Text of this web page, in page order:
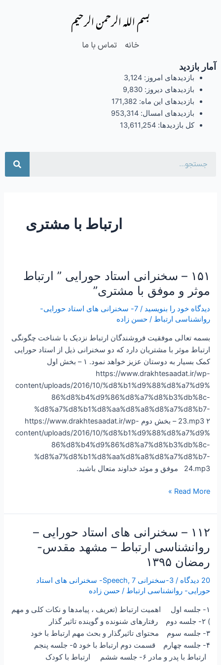
بسم الله الرحمن الرحیم
خانه تماس با ما
آمار بازدید
بازدیدهای امروز: 3,124
بازدیدهای دیروز: 9,830
بازدیدهای این ماه: 171,382
بازدیدهای امسال: 953,314
کل بازدیدها: 13,611,254
ارتباط با مشتری
۱۵۱ – سخنرانی استاد حورایی ” ارتباط
موثر و موفق با مشتری”
دیدگاه‌ خود را بنویسید / 7- سخنرانی های استاد حورایی-
روانشناسی ارتباط /حسن زاده
بسمه تعالی موفقیت فروشندگان ارتباط نزدیک با شناخت چگونگی
ارتباط موثر با مشتریان دارد که دو سخنرانی ذیل از استاد حورایی
کمک بسیار به دوستان عزیز خواهد نمود. ۱ – بخش اول
https://www.drakhtesaadat.ir/wp-
content/uploads/2016/10/%d8%b1%d9%88%d8%a7%d9%
86%d8%b4%d9%86%d8%a7%d8%b3%db%8c-
%d8%a7%d8%b1%d8%aa%d8%a8%d8%a7%d8%b7-
23.mp3 ۲ – بخش دوم https://www.drakhtesaadat.ir/wp-
content/uploads/2016/10/%d8%b1%d9%88%d8%a7%d9%
86%d8%b4%d9%86%d8%a7%d8%b3%db%8c-
%d8%a7%d8%b1%d8%aa%d8%a8%d8%a7%d8%b7-
24.mp3 موفق و موئد خداوند متعال باشید.
۱۵۱
سخنرانی
استاد
حورایی
ارتباط
موثر
موفق
مشتری”
Read More »
۱۱۲ – سخنرانی های استاد حورایی –
روانشناسی ارتباط – مشهد مقدس-
رمضان ۱۳۹۵
20 دیدگاه /3-سخنرانی Speech ,
7- سخنرانی های استاد
حورایی- روانشناسی ارتباط /حسن زاده
۱- جلسه اول اهمیت ارتباط (تعریف ، پیامدها و نکات کلی و مهم
) ۲- جلسه دوم رفتارهای شنونده و گوینده تاثیر گذار
۳- جلسه سوم محتوای تاثیرگذار و بحث مهم ارتباط با خود
۴- جلسه چهارم قسمت دوم ارتباط با خود ۵- جلسه پنجم
ارتباط با پدر و مادر ۶- جلسه ششم ارتباط با کودک
۱۱۲
سخنرانی
های
استاد
حورایی
روانشناسی
ارتباط
–
مشهد
مقدس-